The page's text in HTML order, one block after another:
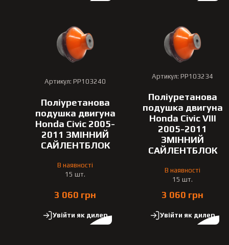
Артикул: PP103240
Поліуретанова
подушка двигуна
Honda Civic 2005-
2011 ЗМІННИЙ
САЙЛЕНТБЛОК
В наявності
15 шт.
3 060 грн
Увійти як дилер
Артикул: PP103234
Поліуретанова
подушка двигуна
Honda Civic VIII
2005-2011
ЗМІННИЙ
САЙЛЕНТБЛОК
В наявності
15 шт.
3 060 грн
Увійти як дилер